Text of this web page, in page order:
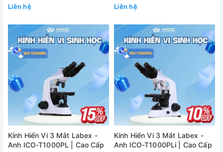
Liên hệ Liên hệ
Kính Hiển Vi 3 Mắt Labex -
Anh ICO-T1000PL | Cao Cấp
Kính Hiển Vi 3 Mắt Labex -
Anh ICO-T1000PLi | Cao Cấp